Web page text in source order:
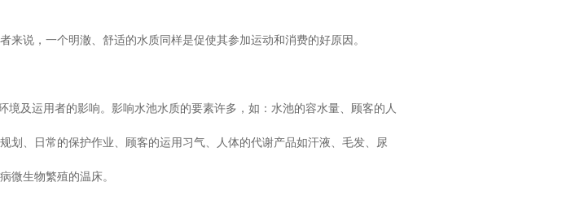
说，一个明澈、舒适的水质同样是促使其参加运动和消费的好原因。
及运用者的影响。影响水池水质的要素许多，如：水池的容水量、顾客的人
、日常的保护作业、顾客的运用习气、人体的代谢产品如汗液、毛发、尿
微生物繁殖的温床。